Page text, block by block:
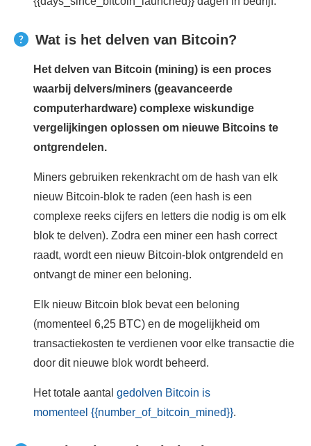
Wat is het delven van Bitcoin?
Het delven van Bitcoin (mining) is een proces
waarbij delvers/miners (geavanceerde
computerhardware) complexe wiskundige
vergelijkingen oplossen om nieuwe Bitcoins te
ontgrendelen.
Miners gebruiken rekenkracht om de hash van elk
nieuw Bitcoin-blok te raden (een hash is een
complexe reeks cijfers en letters die nodig is om elk
blok te delven). Zodra een miner een hash correct
raadt, wordt een nieuw Bitcoin-blok ontgrendeld en
ontvangt de miner een beloning.
Elk nieuw Bitcoin blok bevat een beloning
(momenteel 6,25 BTC) en de mogelijkheid om
transactiekosten te verdienen voor elke transactie die
door dit nieuwe blok wordt beheerd.
Het totale aantal gedolven Bitcoin is
momenteel {{number_of_bitcoin_mined}}.